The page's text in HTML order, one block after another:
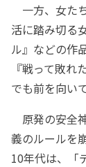
一方、女た
活に踏み切る
ル』などの作
『戦って敗
でも前を向い
原発の安全
義のルールを
10年代は、「